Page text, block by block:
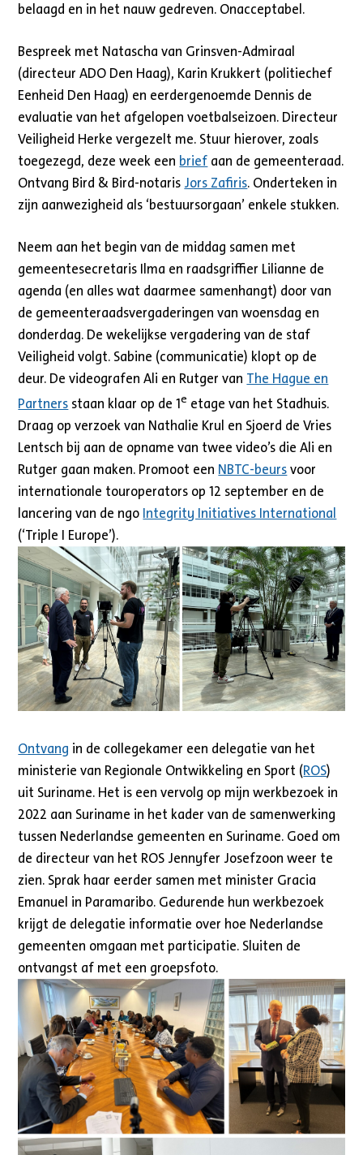
belaagd en in het nauw gedreven. Onacceptabel.
Bespreek met Natascha van Grinsven-Admiraal
(directeur ADO Den Haag), Karin Krukkert (politiechef
Eenheid Den Haag) en eerdergenoemde Dennis de
evaluatie van het afgelopen voetbalseizoen. Directeur
Veiligheid Herke vergezelt me. Stuur hierover, zoals
toegezegd, deze week een brief aan de gemeenteraad.
Ontvang Bird & Bird-notaris Jors Zafiris. Onderteken in
zijn aanwezigheid als ‘bestuursorgaan’ enkele stukken.
Neem aan het begin van de middag samen met
gemeentesecretaris Ilma en raadsgriffier Lilianne de
agenda (en alles wat daarmee samenhangt) door van
de gemeenteraadsvergaderingen van woensdag en
donderdag. De wekelijkse vergadering van de staf
Veiligheid volgt. Sabine (communicatie) klopt op de
deur. De videografen Ali en Rutger van The Hague en
Partners staan klaar op de 1e etage van het Stadhuis.
Draag op verzoek van Nathalie Krul en Sjoerd de Vries
Lentsch bij aan de opname van twee video’s die Ali en
Rutger gaan maken. Promoot een NBTC-beursvoor
internationale touroperators op 12 september en de
lancering van de ngo Integrity Initiatives International
(‘Triple I Europe’).
Ontvang in de collegekamer een delegatie van het
ministerie van Regionale Ontwikkeling en Sport (ROS)
uit Suriname. Het is een vervolg op mijn werkbezoek in
2022 aan Suriname in het kader van de samenwerking
tussen Nederlandse gemeenten en Suriname. Goed om
de directeur van het ROS Jennyfer Josefzoon weer te
zien. Sprak haar eerder samen met minister Gracia
Emanuel in Paramaribo. Gedurende hun werkbezoek
krijgt de delegatie informatie over hoe Nederlandse
gemeenten omgaan met participatie. Sluiten de
ontvangst af met een groepsfoto.